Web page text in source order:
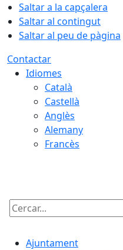
Saltar a la capçalera
Saltar al contingut
Saltar al peu de pàgina
Contactar
Idiomes
Català
Castellà
Anglès
Alemany
Francès
Cercar:
Ajuntament